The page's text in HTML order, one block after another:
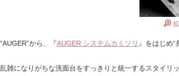
から、『AUGER システムカミソリ 』をはじめ
乱雑になりがちな洗面台をすっきりと統一するスタイ